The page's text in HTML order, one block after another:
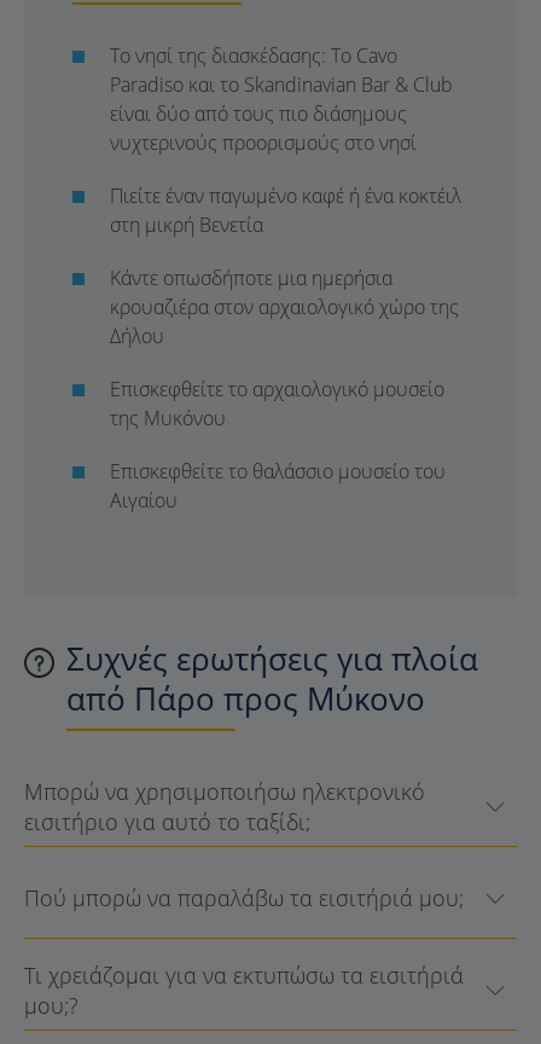
Το νησί της διασκέδασης: Το Cavo
Paradiso και το Skandinavian Bar & Club
είναι δύο από τους πιο διάσημους
νυχτερινούς προορισμούς στο νησί
Πιείτε έναν παγωμένο καφέ ή ένα κοκτέιλ
στη μικρή Βενετία
Κάντε οπωσδήποτε μια ημερήσια
κρουαζιέρα στον αρχαιολογικό χώρο της
Δήλου
Επισκεφθείτε το αρχαιολογικό μουσείο
της Μυκόνου
Επισκεφθείτε το θαλάσσιο μουσείο του
Αιγαίου
Συχνές ερωτήσεις για πλοία
από Πάρο προς Μύκονο
Μπορώ να χρησιμοποιήσω ηλεκτρονικό
εισιτήριο για αυτό το ταξίδι;
Πού μπορώ να παραλάβω τα εισιτήριά μου;
Τι χρειάζομαι για να εκτυπώσω τα εισιτήριά
μου;?